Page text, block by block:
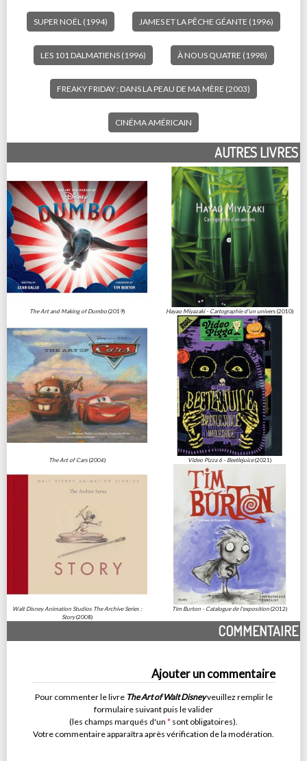
SUPER NOËL (1994) JAMES ET LA PÊCHE GÉANTE (1996)
LES 101 DALMATIENS (1996) À NOUS QUATRE (1998)
FREAKY FRIDAY : DANS LA PEAU DE MA MÈRE (2003)
CINÉMA AMÉRICAIN
AUTRES LIVRES
The Art and Making of Dumbo(2019) Hayao Miyazaki - Cartographie d'un univers (2010)
The Art of Cars(2006) Video Pizza 6 - Beetlejuice(2021)
Walt Disney Animation Studios The Archive Series :
Story(2008)
Tim Burton - Catalogue de l'exposition (2012)
COMMENTAIRE
Ajouter un commentaire
Pour commenter le livre The Art of Walt Disneyveuillez remplir le
formulaire suivant puis le valider
(les champs marqués d'un * sont obligatoires).
Votre commentaire apparaîtra après vérification de la modération.